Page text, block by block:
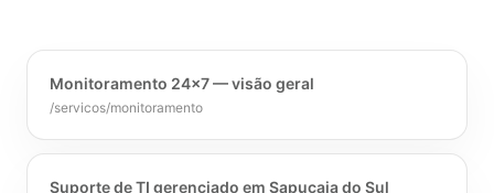
Monitoramento 24x7 — visão geral
/servicos/monitoramento
Suporte de TI gerenciado em Sapucaia do Sul